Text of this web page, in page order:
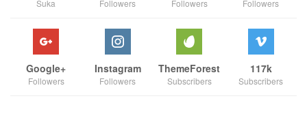
Suka Followers Followers Followers
Google+
Followers
Instagram
Followers
ThemeForest
Subscribers
117k
Subscribers